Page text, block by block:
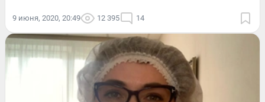
9 июня, 2020, 20:49 12 395 14